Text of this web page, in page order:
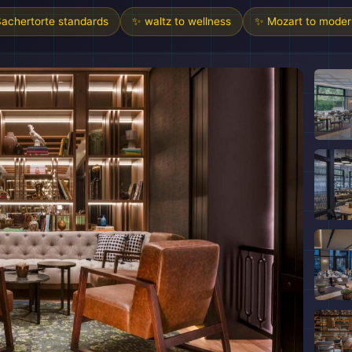
standards ✨ waltz to wellness ✨ Mozart to